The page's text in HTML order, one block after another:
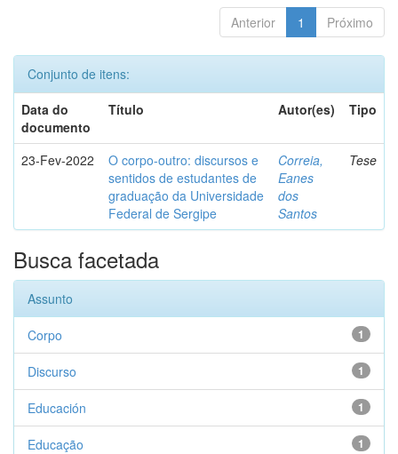
Anterior 1 Próximo
Conjunto de itens:
Data do
documento
Título Autor(es) Tipo
23-Fev-2022
O corpo-outro: discursos e
sentidos de estudantes de
graduação da Universidade
Federal de Sergipe
Correia,
Eanes
dos
Santos
Tese
Busca facetada
Assunto
1
Corpo
1
Discurso
1
Educación
1
Educação